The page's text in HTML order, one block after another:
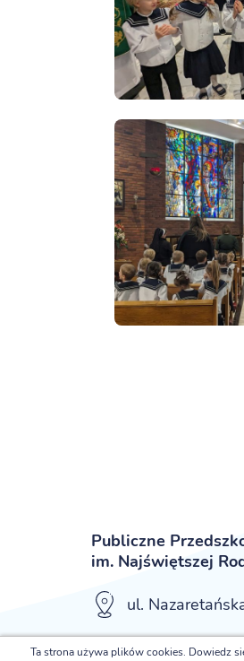
Publiczne
im. Najświętszej
ul.
Ta strona używa plików cookies. Dowiedz